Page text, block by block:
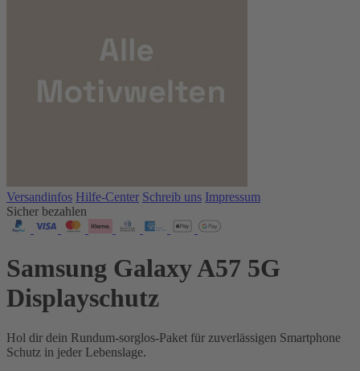
Versandinfos Hilfe-Center Schreib uns Impressum
Sicher bezahlen
Samsung Galaxy A57 5G
Displayschutz
Hol dir dein Rundum-sorglos-Paket für zuverlässigen Smartphone
Schutz in jeder Lebenslage.